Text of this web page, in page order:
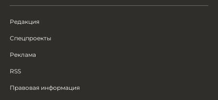
Редакция
Спецпроекты
Реклама
RSS
Правовая информация